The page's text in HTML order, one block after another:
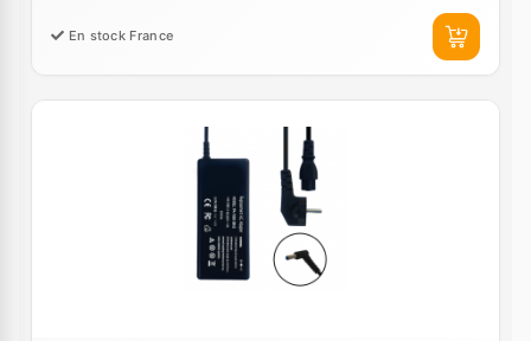
En stock France